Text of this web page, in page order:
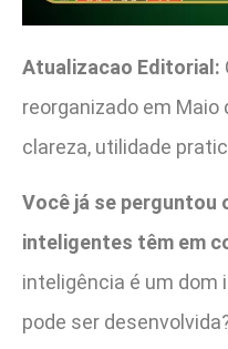
Atualizacao Editorial:
reorganizado em Maio
clareza, utilidade
Você já se perguntou
inteligentes têm em
inteligência é um dom
pode ser